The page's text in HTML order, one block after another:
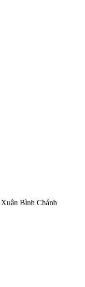
Bình Chánh